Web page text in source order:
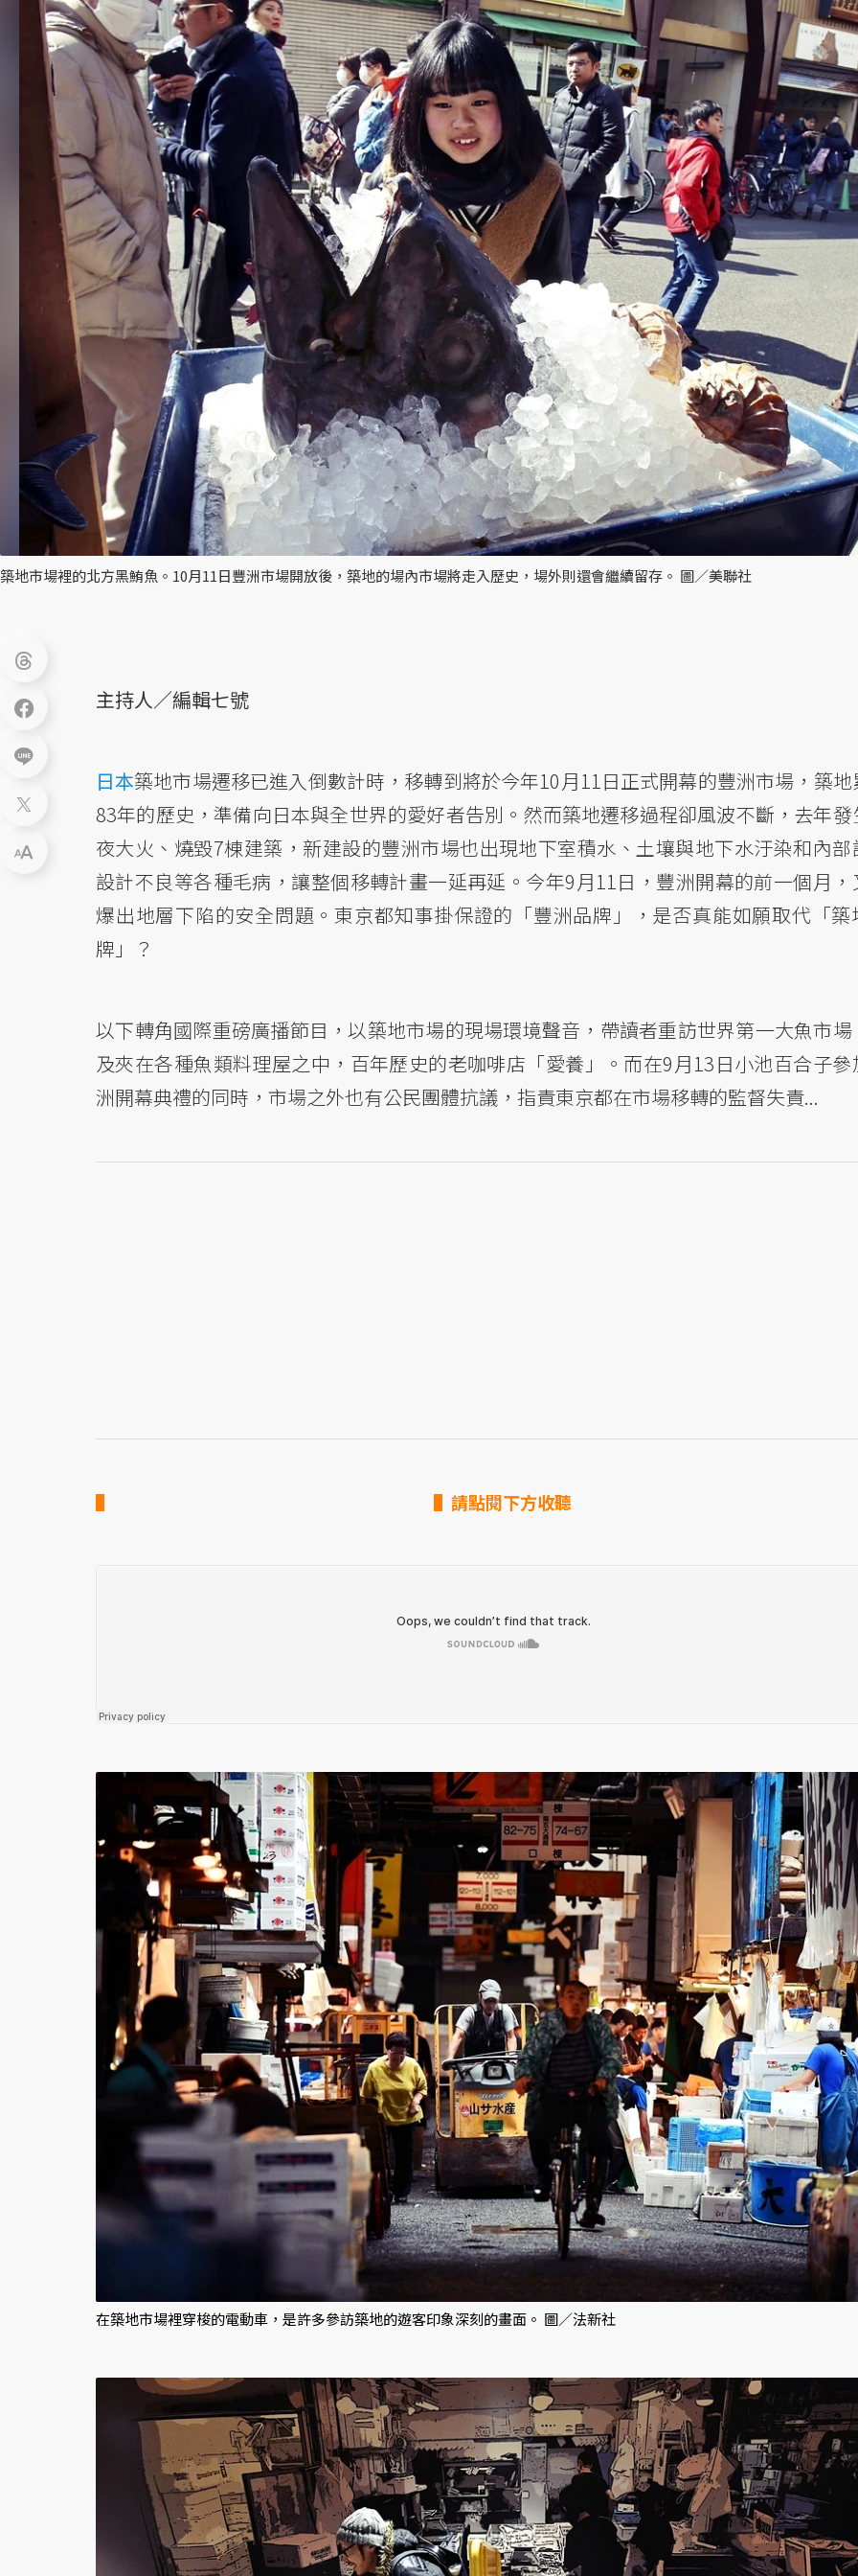
築地市場裡的北方黑鮪魚。10月11日豐洲市場開放後，築地的場內市場將走入歷史，場外則還會繼續留存。 圖／美聯社
主持人／編輯七號
日本築地市場遷移已進入倒數計時，移轉到將於今年10月11日正式開幕的豐洲市場，築地
83年的歷史，準備向日本與全世界的愛好者告別。然而築地遷移過程卻風波不斷，去年發
夜大火、燒毀7棟建築，新建設的豐洲市場也出現地下室積水、土壤與地下水汙染和內部
設計不良等各種毛病，讓整個移轉計畫一延再延。今年9月11日，豐洲開幕的前一個月，
爆出地層下陷的安全問題。東京都知事掛保證的「豐洲品牌」，是否真能如願取代「築
牌」？
以下轉角國際重磅廣播節目，以築地市場的現場環境聲音，帶讀者重訪世界第一大魚市場
及夾在各種魚類料理屋之中，百年歷史的老咖啡店「愛養」。而在9月13日小池百合子參
洲開幕典禮的同時，市場之外也有公民團體抗議，指責東京都在市場移轉的監督失責...
▌請點閱下方收聽
在築地市場裡穿梭的電動車，是許多參訪築地的遊客印象深刻的畫面。 圖／法新社